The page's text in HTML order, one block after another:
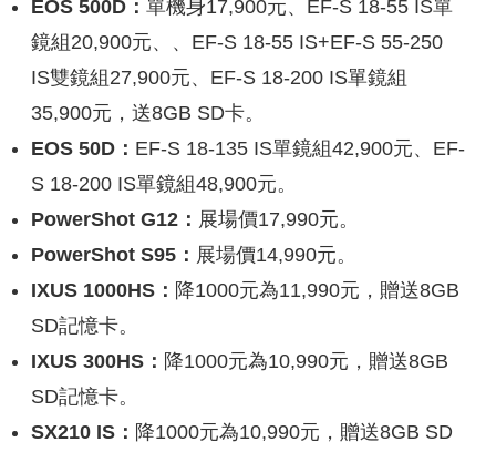
EOS 500D： 單機身17,900元、EF-S 18-55 IS單
鏡組20,900元、、EF-S 18-55 IS+EF-S 55-250
IS雙鏡組27,900元、EF-S 18-200 IS單鏡組
35,900元，送8GB SD卡。
EOS 50D： EF-S 18-135 IS單鏡組42,900元、EF-
S 18-200 IS單鏡組48,900元。
PowerShot G12： 展場價17,990元。
PowerShot S95： 展場價14,990元。
IXUS 1000HS： 降1000元為11,990元，贈送8GB
SD記憶卡。
IXUS 300HS： 降1000元為10,990元，贈送8GB
SD記憶卡。
SX210 IS： 降1000元為10,990元，贈送8GB SD